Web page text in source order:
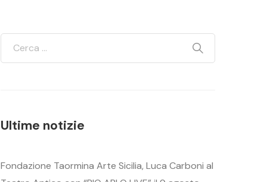
Ultime notizie
Fondazione Taormina Arte Sicilia, Luca Carboni al